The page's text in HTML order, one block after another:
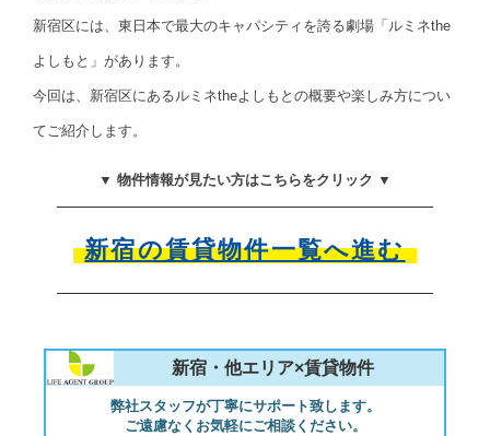
新宿区には、東日本で最大のキャパシティを誇る劇場「ルミネthe
よしもと」があります。
今回は、新宿区にあるルミネtheよしもとの概要や楽しみ方につい
てご紹介します。
▼ 物件情報が見たい方はこちらをクリック ▼
新宿の賃貸物件一覧へ進む
新宿・他エリア×賃貸物件
弊社スタッフが丁寧にサポート致します。
ご遠慮なくお気軽にご相談ください。